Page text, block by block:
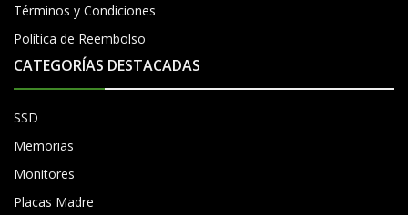
Términos y Condiciones
Política de Reembolso
CATEGORÍAS DESTACADAS
SSD
Memorias
Monitores
Placas Madre